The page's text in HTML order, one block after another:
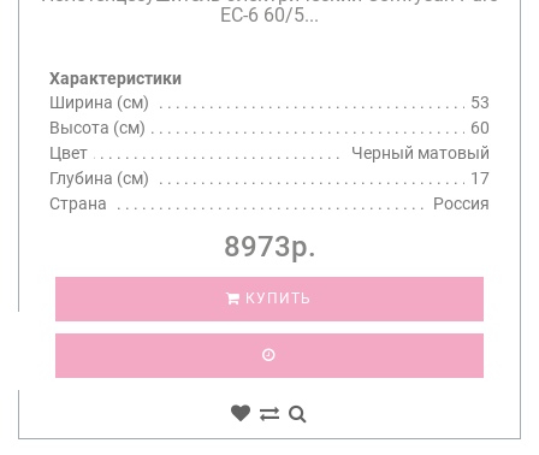
EC-6 60/5...
Характеристики
Ширина (см)
53
Высота (см)
60
Цвет
Черный матовый
Глубина (см)
17
Страна
Россия
8973р.
КУПИТЬ